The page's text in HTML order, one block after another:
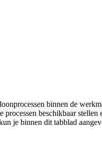
binnen de
processen beschikbaar
je binnen dit tabblad